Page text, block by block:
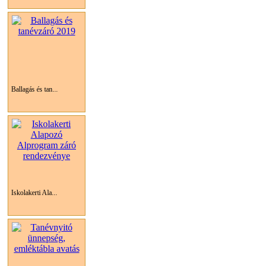
Ballagás és tan...
Iskolakerti Ala...